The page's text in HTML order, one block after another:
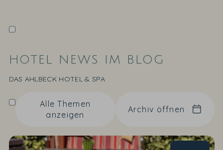
HOTEL NEWS IM BLOG
DAS AHLBECK HOTEL & SPA
Alle Themen
anzeigen
Archiv öffnen